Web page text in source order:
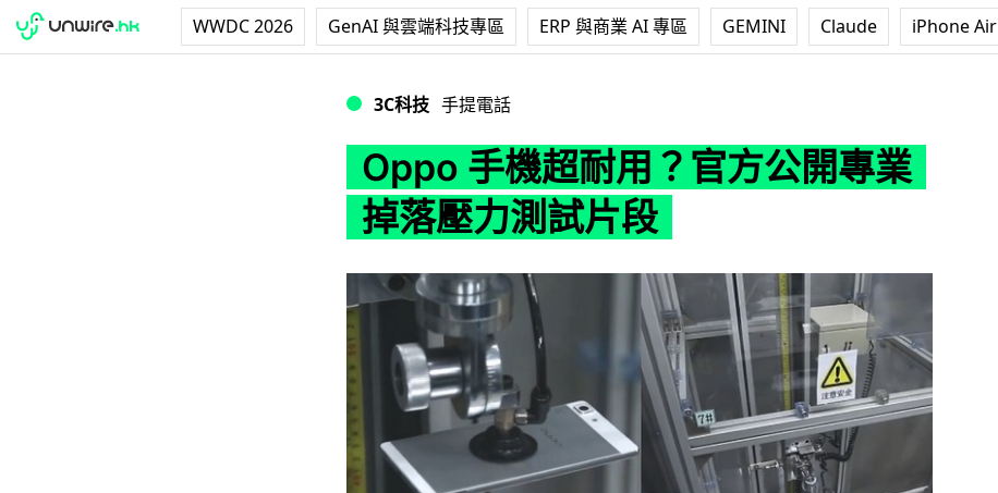
WWDC 2026 GenAI 與雲端科技專區 ERP 與商業 AI 專區 GEMINI Claude iPhone Air
3C科技 手提電話
Oppo 手機超耐用？官方公開專業
掉落壓力測試片段